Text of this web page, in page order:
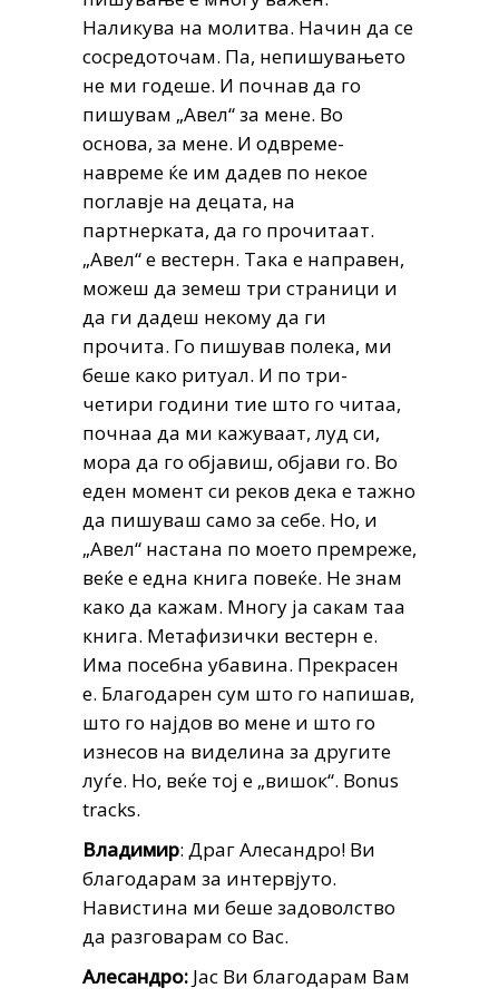
Наликува на молитва. Начин да се
сосредоточам. Па, непишувањето
не ми годеше. И почнав да го
пишувам „Авел“ за мене. Во
основа, за мене. И одвреме-
навреме ќе им дадев по некое
поглавје на децата, на
партнерката, да го прочитаат.
„Авел“ е вестерн. Така е направен,
можеш да земеш три страници и
да ги дадеш некому да ги
прочита. Го пишував полека, ми
беше како ритуал. И по три-
четири години тие што го читаа,
почнаа да ми кажуваат, луд си,
мора да го објавиш, објави го. Во
еден момент си реков дека е тажно
да пишуваш само за себе. Но, и
„Авел“ настана по моето премреже,
веќе е една книга повеќе. Не знам
како да кажам. Многу ја сакам таа
книга. Метафизички вестерн е.
Има посебна убавина. Прекрасен
е. Благодарен сум што го напишав,
што го најдов во мене и што го
изнесов на виделина за другите
луѓе. Но, веќе тој е „вишок“. Bonus
tracks.
Владимир: Драг Алесандро! Ви
благодарам за интервјуто.
Навистина ми беше задоволство
да разговарам со Вас.
Алесандро: Јас Ви благодарам Вам